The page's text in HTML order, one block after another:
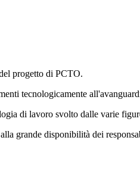
progetto di PCTO.
tecnologicamente
di lavoro svolto dalle varie
grande disponibilità dei